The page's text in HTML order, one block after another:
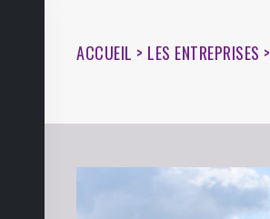
ACCUEIL > LES ENTREPRISES >